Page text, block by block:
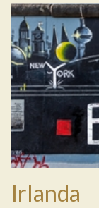
Irlanda